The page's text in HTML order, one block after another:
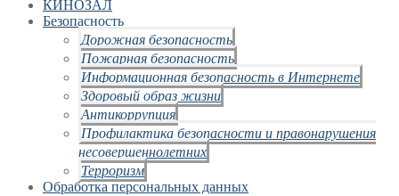
КИНОЗАЛ
Безопасность
Дорожная безопасность
Пожарная безопасность
Информационная безопасность в Интернете
Здоровый образ жизни
Антикоррупция
Профилактика безопасности и правонарушения
несовершеннолетних
Терроризм
Обработка персональных данных